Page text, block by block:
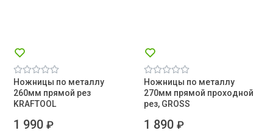
Ножницы по металлу
260мм прямой рез
KRAFTOOL
1 990 ₽
Ножницы по металлу
270мм прямой проходной
рез, GROSS
1 890₽